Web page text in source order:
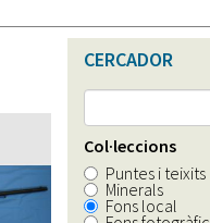
CERCADOR
Col·leccions
Puntes i teixits
Minerals
Fons local